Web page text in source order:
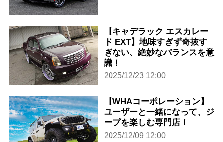
【キャデラック エスカレー
ド EXT】地味すぎず奇抜す
ぎない、絶妙なバランスを意
識！
2025/12/23 12:00
【WHAコーポレーション】
ユーザーと一緒になって、ジ
ープを楽しむ専門店！
2025/12/09 12:00